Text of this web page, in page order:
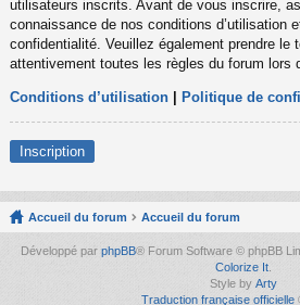
utilisateurs inscrits. Avant de vous inscrire,
connaissance de nos conditions d’utilisation
confidentialité. Veuillez également prendre le
attentivement toutes les règles du forum lors
Conditions d’utilisation Politique de
Inscription
Accueil du forum Accueil du forum
Développé par phpBB® Forum Software © phpBB
Colorize It.
Style by Arty
Traduction française officielle